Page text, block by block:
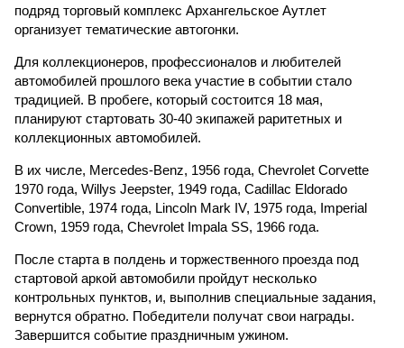
подряд торговый комплекс Архангельское Аутлет
организует тематические автогонки.
Для коллекционеров, профессионалов и любителей
автомобилей прошлого века участие в событии стало
традицией. В пробеге, который состоится 18 мая,
планируют стартовать 30-40 экипажей раритетных и
коллекционных автомобилей.
В их числе, Mercedes-Benz, 1956 года, Chevrolet Corvette
1970 года, Willys Jeepster, 1949 года, Cadillac Eldorado
Convertible, 1974 года, Lincoln Mark IV, 1975 года, Imperial
Crown, 1959 года, Chevrolet Impala SS, 1966 года.
После старта в полдень и торжественного проезда под
стартовой аркой автомобили пройдут несколько
контрольных пунктов, и, выполнив специальные задания,
вернутся обратно. Победители получат свои награды.
Завершится событие праздничным ужином.